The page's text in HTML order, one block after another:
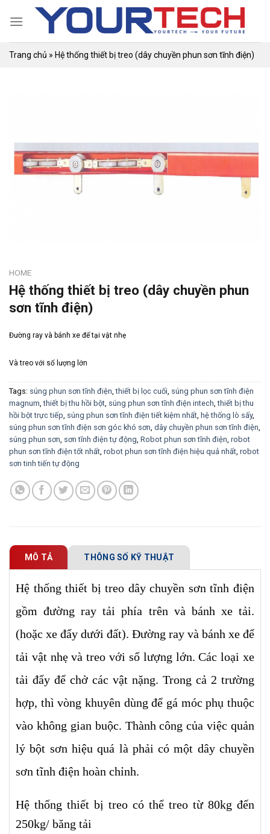
Trang chủ » Hệ thống thiết bị treo (dây chuyền phun sơn tĩnh điện)
HOME
Hệ thống thiết bị treo (dây chuyền phun
sơn tĩnh điện)
Đường ray và bánh xe để tại vật nhẹ
Và treo với số lượng lớn
Tags: súng phun sơn tĩnh điện,thiết bị lọc cuối, súng phun sơn tĩnh điện
magnum,thiết bị thu hồi bột, súng phun sơn tĩnh điện intech,thiết bị thu
hồi bột trực tiếp, súng phun sơn tĩnh điện tiết kiệm nhất, hệ thống lò sấy,
súng phun sơn tĩnh điện sơn góc khó sơn, dây chuyền phun sơn tĩnh điện,
súng phun sơn, sơn tĩnh điện tự động, Robot phun sơn tĩnh điện, robot
phun sơn tĩnh điện tốt nhất, robot phun sơn tĩnh điện hiệu quả nhất, robot
sơn tinh tiến tự động
MÔ TẢ THÔNG SỐ KỸ THUẬT
Hệ thống thiết bị treo dây chuyền sơn tĩnh điện
gồm đường ray tải phía trên và bánh xe tải.
(hoặc xe đẩy dưới đất). Đường ray và bánh xe để
tải vật nhẹ và treo với số lượng lớn. Các loại xe
tải đẩy để chở các vật nặng. Trong cả 2 trường
hợp, thì vòng khuyên dùng để gá móc phụ thuộc
vào không gian buộc. Thành công của việc quản
lý bột sơn hiệu quá là phải có một dây chuyền
sơn tĩnh điện hoàn chỉnh.
Hệ thống thiết bị treo có thể treo từ 80kg đến
250kg/ băng tải